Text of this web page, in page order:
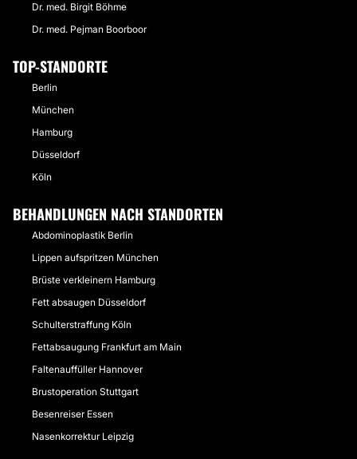
Dr. med. Birgit Böhme
Dr. med. Pejman Boorboor
TOP-STANDORTE
Berlin
München
Hamburg
Düsseldorf
Köln
BEHANDLUNGEN NACH STANDORTEN
Abdominoplastik Berlin
Lippen aufspritzen München
Brüste verkleinern Hamburg
Fett absaugen Düsseldorf
Schulterstraffung Köln
Fettabsaugung Frankfurt am Main
Faltenauffüller Hannover
Brustoperation Stuttgart
Besenreiser Essen
Nasenkorrektur Leipzig